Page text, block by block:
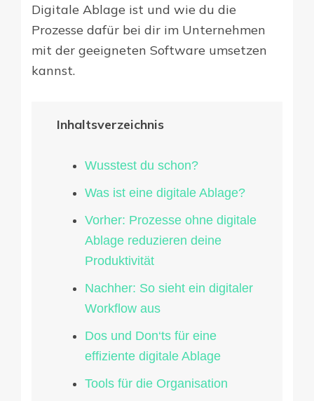
Digitale Ablage ist und wie du die
Prozesse dafür bei dir im Unternehmen
mit der geeigneten Software umsetzen
kannst.
Inhaltsverzeichnis
Wusstest du schon?
Was ist eine digitale Ablage?
Vorher: Prozesse ohne digitale
Ablage reduzieren deine
Produktivität
Nachher: So sieht ein digitaler
Workflow aus
Dos und Don‘ts für eine
effiziente digitale Ablage
Tools für die Organisation